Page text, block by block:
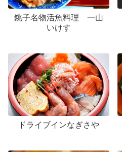
銚子名物活魚料理 一山
いけす
ドライブインなぎさや